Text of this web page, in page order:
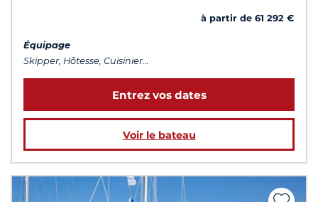
à partir de 61 292 €
Équipage
Skipper, Hôtesse, Cuisinier...
Entrez vos dates
Voir le bateau